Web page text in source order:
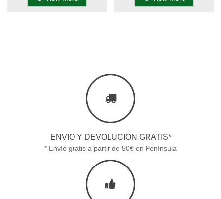
Supervivencia Unión Europea
Unión Europea
ENVÍO Y DEVOLUCIÓN GRATIS*
* Envío gratis a partir de 50€ en Península